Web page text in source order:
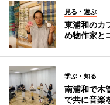
見る・遊ぶ
東浦和のカ
め物作家と
学ぶ・知る
南浦和で木
で共に音楽